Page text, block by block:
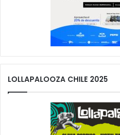
LOLLAPALOOZA CHILE 2025